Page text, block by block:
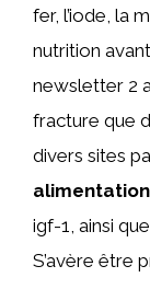
fer, l’iode, la
nutrition
newsletter 2
fracture que
divers sites
igf-1, ainsi
S’avère être